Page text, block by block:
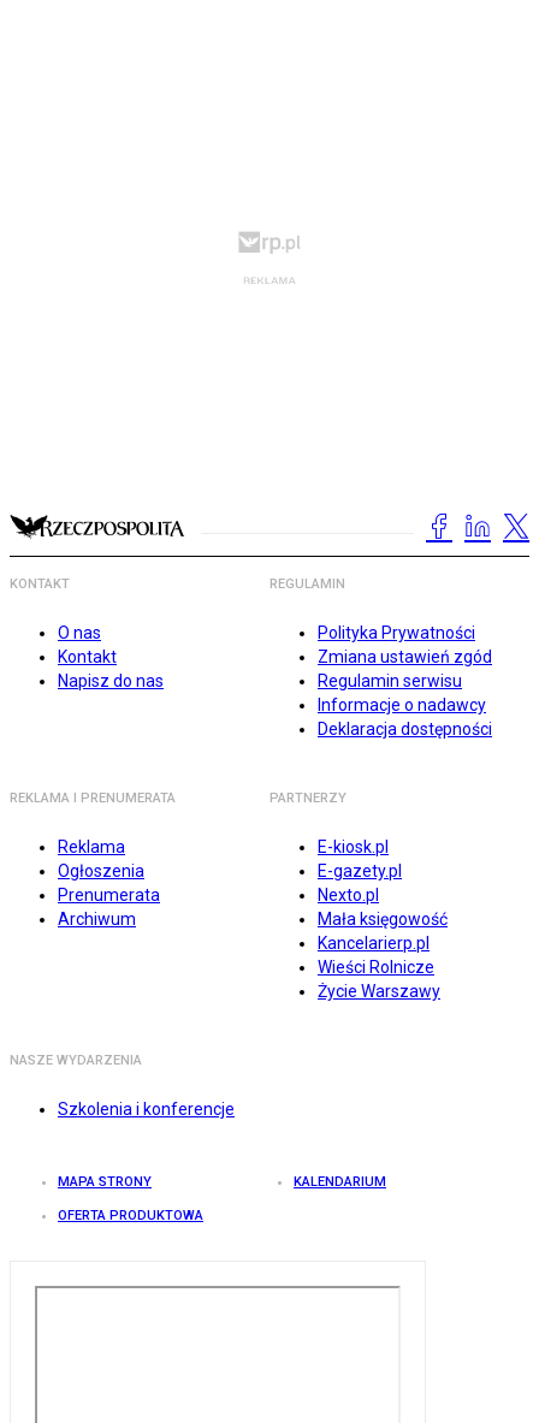
KONTAKT
O nas
Kontakt
Napisz do nas
REGULAMIN
Polityka Prywatności
Zmiana ustawień zgód
Regulamin serwisu
Informacje o nadawcy
Deklaracja dostępności
REKLAMA I PRENUMERATA
Reklama
Ogłoszenia
Prenumerata
Archiwum
PARTNERZY
E-kiosk.pl
E-gazety.pl
Nexto.pl
Mała księgowość
Kancelarierp.pl
Wieści Rolnicze
Życie Warszawy
NASZE WYDARZENIA
Szkolenia i konferencje
MAPA STRONY KALENDARIUM
OFERTA PRODUKTOWA